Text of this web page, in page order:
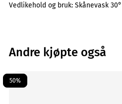
Vedlikehold og bruk: Skånevask 30°
Andre kjøpte også
50%